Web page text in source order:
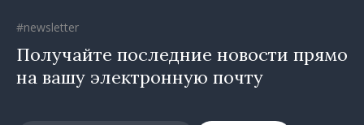
#newsletter
Получайте последние новости прямо
на вашу электронную почту